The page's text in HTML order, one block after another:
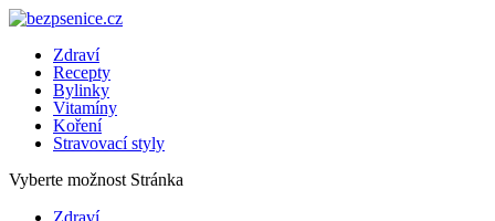
Zdraví
Recepty
Bylinky
Vitamíny
Koření
Stravovací styly
Vyberte možnost Stránka
Zdraví